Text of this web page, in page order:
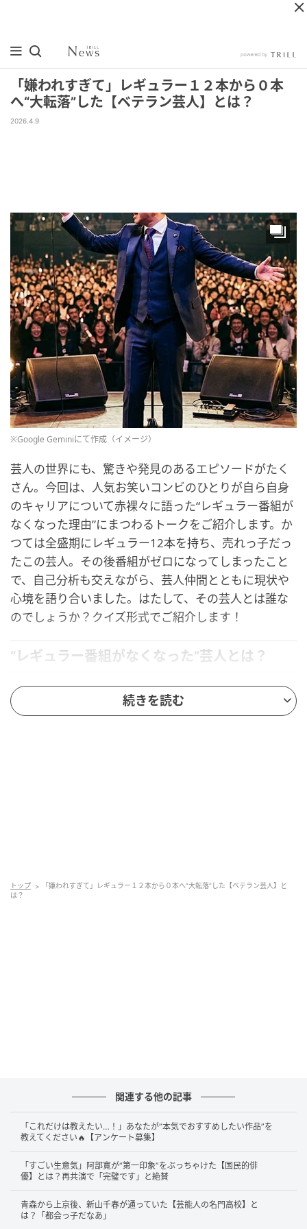
「嫌われすぎて」レギュラー１２本から０本
へ“大転落”した【ベテラン芸人】とは？
2026.4.9
※Google Geminiにて作成（イメージ）
芸人の世界にも、驚きや発見のあるエピソードがたく
さん。今回は、人気お笑いコンビのひとりが自ら自身
のキャリアについて赤裸々に語った“レギュラー番組が
なくなった理由”にまつわるトークをご紹介します。か
つては全盛期にレギュラー12本を持ち、売れっ子だっ
たこの芸人。その後番組がゼロになってしまったこと
で、自己分析も交えながら、芸人仲間とともに現状や
心境を語り合いました。はたして、その芸人とは誰な
のでしょうか？クイズ形式でご紹介します！
“レギュラー番組がなくなった”芸人とは？
華やかなテレビの世界で“レギュラー番組ゼロ”の現実
に向き合った有名芸人。2026年3月12日に放送された
ときも態度悪かった」といった率直な言葉も。
一体、テレビで正直すぎる自己分析を語った“レギュラ
品川祐さんです！
このエピソードが明かされたのは2026年3月12日放送
のテレビ朝日『アメトーーク!』。自身が持ち込んだ“レ
ギュラー番組なし芸人”企画での出来事です。出演者は
品川祐さんをはじめ、岡野陽一さん、ネルソンズ、さ
や香、鬼越トマホークなど同じくレギュラー番組の少
なさに悩む芸人たち。
続きを読む
トップ
「嫌われすぎて」レギュラー１２本から０本へ“大転落”した【ベテラン芸人】と
は？
関連する他の記事
「これだけは教えたい…！」あなたが“本気でおすすめしたい作品”を
教えてください🔥【アンケート募集】
「すごい生意気」阿部寛が“第一印象”をぶっちゃけた【国民的俳
優】とは？再共演で「完璧です」と絶賛
青森から上京後、新山千春が通っていた【芸能人の名門高校】と
は？「都会っ子だなあ」